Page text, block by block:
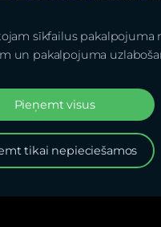
pieredzi
sīkfailus pakalpojuma
un pakalpojuma
Pieņemt visus
tikai nepieciešamos